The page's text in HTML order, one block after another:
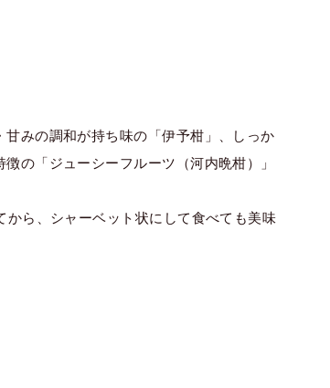
みの調和が持ち味の「伊予柑」、しっか
の「ジューシーフルーツ（河内晩柑）」
ら、シャーベット状にして食べても美味